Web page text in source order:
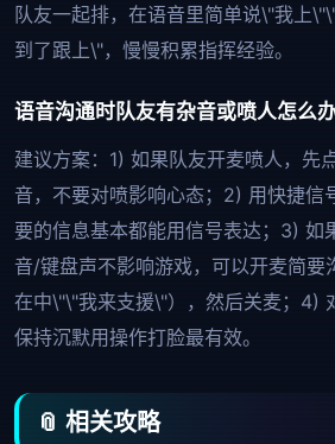
队友一起排，在语音里简单说\"我上
到了跟上\"，慢慢积累指挥经验。
语音沟通时队友有杂音或喷人怎么办
建议方案：1) 如果队友开麦喷人，先
音，不要对喷影响心态；2) 用快捷
要的信息基本都能用信号表达；3) 如
音/键盘声不影响游戏，可以开麦简要
在中\"\"我来支援\"），然后关麦；4)
保持沉默用操作打脸最有效。
📎 相关攻略